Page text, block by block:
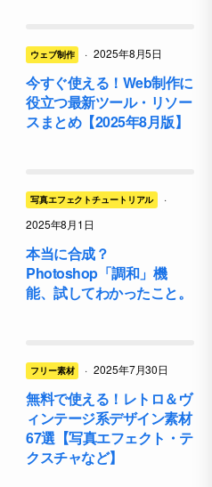
ウェブ制作 · 2025年8月5日
今すぐ使える！Web制作に
役立つ最新ツール・リソー
スまとめ【2025年8月版】
写真エフェクトチュートリアル
·
2025年8月1日
本当に合成？
Photoshop「調和」機
能、試してわかったこと。
フリー素材 · 2025年7月30日
無料で使える！レトロ＆ヴ
ィンテージ系デザイン素材
67選【写真エフェクト・テ
クスチャなど】